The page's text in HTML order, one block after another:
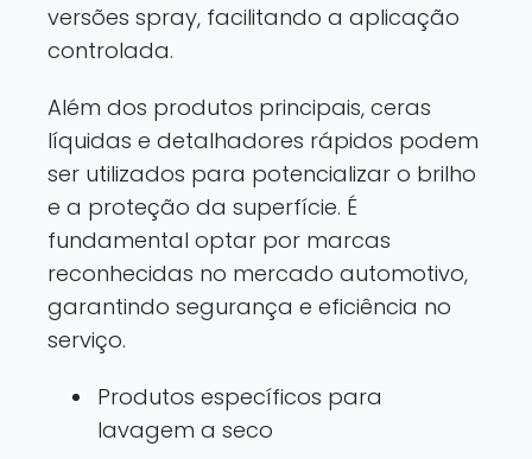
versões spray, facilitando a aplicação
controlada.
Além dos produtos principais, ceras
líquidas e detalhadores rápidos podem
ser utilizados para potencializar o brilho
e a proteção da superfície. É
fundamental optar por marcas
reconhecidas no mercado automotivo,
garantindo segurança e eficiência no
serviço.
Produtos específicos para
lavagem a seco